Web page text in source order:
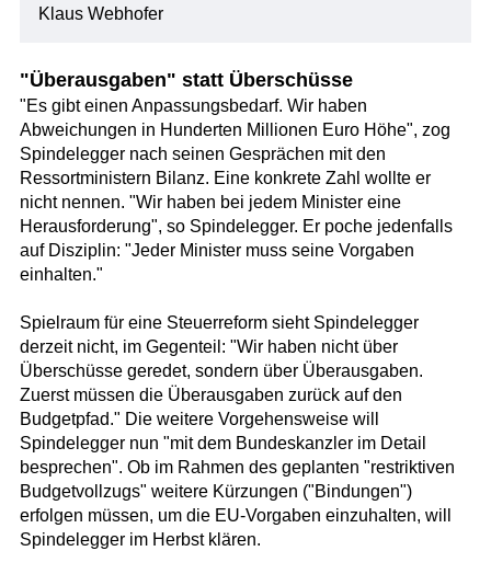
Klaus Webhofer
"Überausgaben" statt Überschüsse
"Es gibt einen Anpassungsbedarf. Wir haben
Abweichungen in Hunderten Millionen Euro Höhe", zog
Spindelegger nach seinen Gesprächen mit den
Ressortministern Bilanz. Eine konkrete Zahl wollte er
nicht nennen. "Wir haben bei jedem Minister eine
Herausforderung", so Spindelegger. Er poche jedenfalls
auf Disziplin: "Jeder Minister muss seine Vorgaben
einhalten."
Spielraum für eine Steuerreform sieht Spindelegger
derzeit nicht, im Gegenteil: "Wir haben nicht über
Überschüsse geredet, sondern über Überausgaben.
Zuerst müssen die Überausgaben zurück auf den
Budgetpfad." Die weitere Vorgehensweise will
Spindelegger nun "mit dem Bundeskanzler im Detail
besprechen". Ob im Rahmen des geplanten "restriktiven
Budgetvollzugs" weitere Kürzungen ("Bindungen")
erfolgen müssen, um die EU-Vorgaben einzuhalten, will
Spindelegger im Herbst klären.